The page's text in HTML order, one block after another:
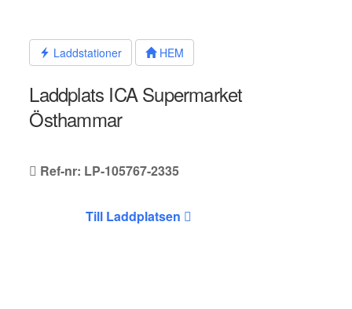
innehållet Laddstationer HEM
Laddplats ICA Supermarket
Östhammar
Ref-nr: LP-105767-2335
Till Laddplatsen